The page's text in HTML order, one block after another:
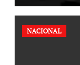
NACIONAL